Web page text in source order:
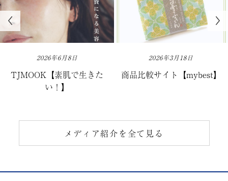
2026年6月8日
TJMOOK【素肌で生きた
い！】
2026年3月18日
商品比較サイト【mybest】
メディア紹介を全て見る